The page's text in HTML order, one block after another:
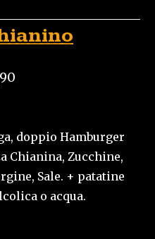
doppio Hamburger
Chianina, Zucchine,
Sale. + patatine
o acqua.